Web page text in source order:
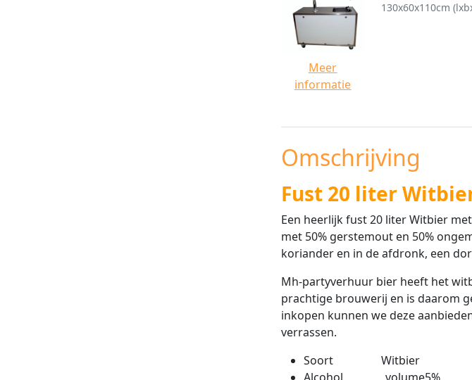
Omschrijving
Fust 20 liter
Een heerlijk fust 20 liter Witbier
met 50% gerstemout en 50%
koriander en in de afdronk, een
Mh-partyverhuur bier heeft het
prachtige brouwerij en is daarom
inkopen kunnen we deze
verrassen.
Soort Witbier
Alcohol volume5%
Meer
informatie
130x60x110cm